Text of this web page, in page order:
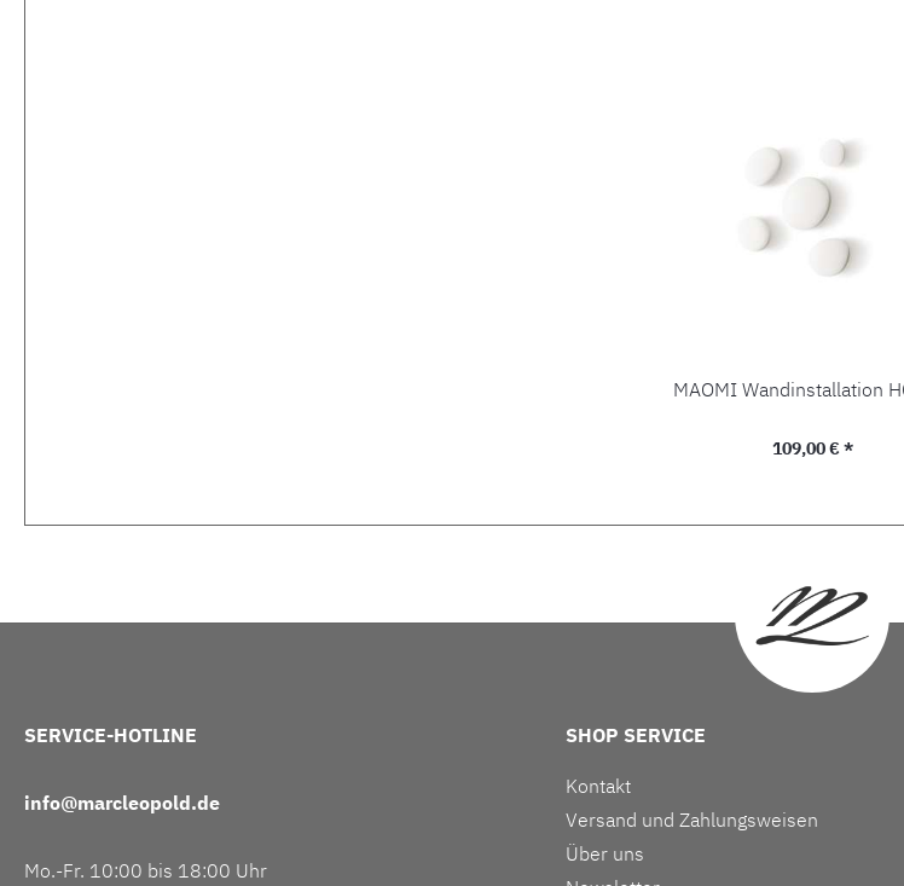
MAOMI Wandinstallation
Regulärer Preis:
109,00 € *
SERVICE-HOTLINE
info@marcleopold.de
Mo.-Fr. 10:00 bis 18:00 Uhr
SHOP SERVICE
Kontakt
Versand und Zahlungsweisen
Über uns